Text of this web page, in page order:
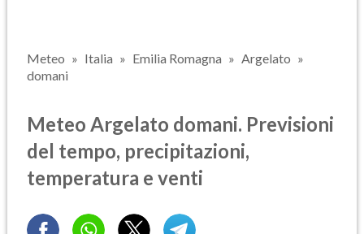
Meteo Italia Emilia Romagna
Argelato
domani
Meteo Argelato domani. Previsioni
del tempo, precipitazioni,
temperatura e venti